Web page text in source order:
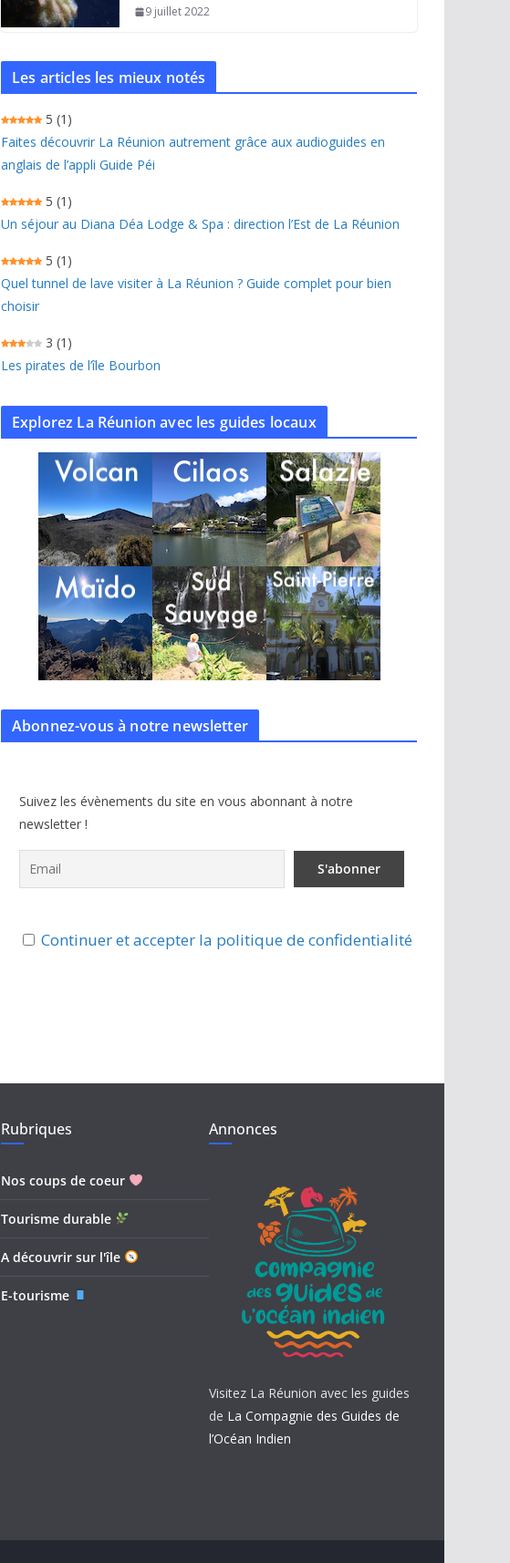
9 juillet 2022
Les articles les mieux notés
5 (1)
Faites découvrir La Réunion autrement grâce aux audioguides en
anglais de l’appli Guide Péi
5 (1)
Un séjour au Diana Déa Lodge & Spa : direction l’Est de La Réunion
5 (1)
Quel tunnel de lave visiter à La Réunion ? Guide complet pour bien
choisir
3 (1)
Les pirates de l’île Bourbon
Explorez La Réunion avec les guides locaux
Abonnez-vous à notre newsletter
Suivez les évènements du site en vous abonnant à notre
newsletter !
Continuer et accepter la politique de confidentialité
Rubriques
Nos coups de coeur
Tourisme durable
A découvrir sur l'île
E-tourisme
Annonces
Visitez La Réunion avec les guides
de La Compagnie des Guides de
l’Océan Indien